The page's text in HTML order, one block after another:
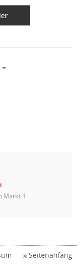
Markt 1
Seitenanfang